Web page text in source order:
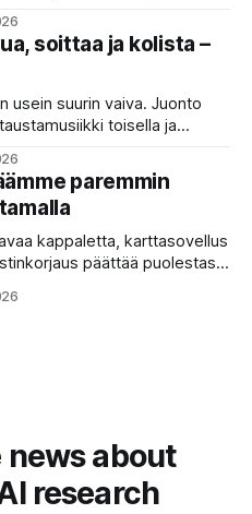
“Mitä viime kuun
etätyöpäivistä?” Robotti
pätkän, jossa toistellaan, mitä
lähellä kysymystä,
soittaa ja kolista –
usein suurin vaiva. Juonto
toisella ja
niistä oikein “puhu”
pienen palapelityön tulos.
kuuluukin mennä. Puhe
paremmin
kappaletta, karttasovellus
päättää puolestasi,
huomaat itse
news about
research